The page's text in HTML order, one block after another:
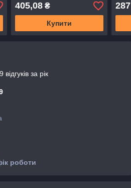
405,08₴
Купити
за рік
роботи